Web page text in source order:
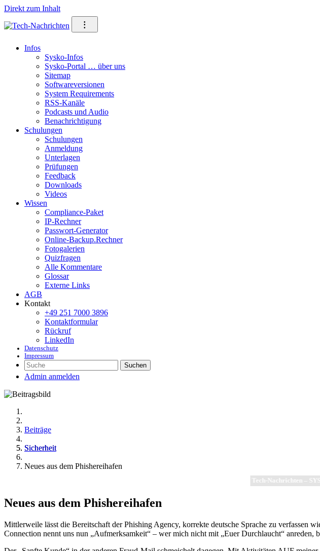
Direkt zum Inhalt
⁝
Infos
Sysko-Infos
Sysko-Portal … über uns
Sitemap
Softwareversionen
System Requirements
RSS-Kanäle
Podcasts und Audio
Benachrichtigung
Schulungen
Schulungen
Anmeldung
Unterlagen
Prüfungen
Feedback
Downloads
Videos
Wissen
Compliance-Paket
IP-Rechner
Passwort-Generator
Online-Backup.Rechner
Fotogalerien
Quizfragen
Alle Kommentare
Glossar
Externe Links
AGB
Kontakt
+49 251 7000 3896
Kontaktformular
Rückruf
LinkedIn
Datenschutz
Impressum
Suchen
Admin anmelden
Beiträge
Sicherheit
Neues aus dem Phishereihafen
Tech-Nachrichten –
Neues aus dem Phishereihafen
Mittlerweile lässt die Bereitschaft der Phishing Agency, korrekte deutsche Sprache zu
Connection nennt uns nun „Aufmerksamkeit“ – wer mich nicht mit „Euer Durchlaucht“ anreden,